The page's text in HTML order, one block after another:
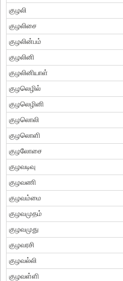
குழலி
குழலிசை
குழலின்பம்
குழலினி
குழலினியாள்
குழலெழில்
குழலெழினி
குழலொலி
குழலொளி
குழலோசை
குழவடிவு
குழவணி
குழவம்மை
குழவமுதம்
குழவமுது
குழவரசி
குழவல்லி
குழவள்ளி